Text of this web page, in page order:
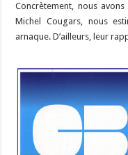
Concrètement, nous
Michel Cougars, nous
arnaque. D’ailleurs, leur